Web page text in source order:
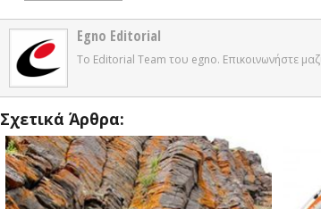
Egno Editorial
Το Editorial Team του egno. Επικοινωνήστε
Σχετικά Άρθρα: